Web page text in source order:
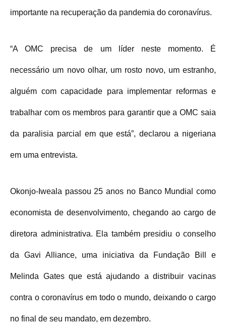
importante na recuperação da pandemia do coronavírus.
“A OMC precisa de um líder neste momento. É
necessário um novo olhar, um rosto novo, um estranho,
alguém com capacidade para implementar reformas e
trabalhar com os membros para garantir que a OMC saia
da paralisia parcial em que está”, declarou a nigeriana
em uma entrevista.
Okonjo-Iweala passou 25 anos no Banco Mundial como
economista de desenvolvimento, chegando ao cargo de
diretora administrativa. Ela também presidiu o conselho
da Gavi Alliance, uma iniciativa da Fundação Bill e
Melinda Gates que está ajudando a distribuir vacinas
contra o coronavírus em todo o mundo, deixando o cargo
no final de seu mandato, em dezembro.